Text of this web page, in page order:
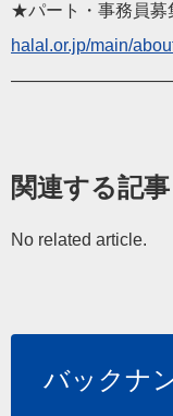
★パート・事務員
halal .or.jp/main/
関連する記事
No related article.
バックナ